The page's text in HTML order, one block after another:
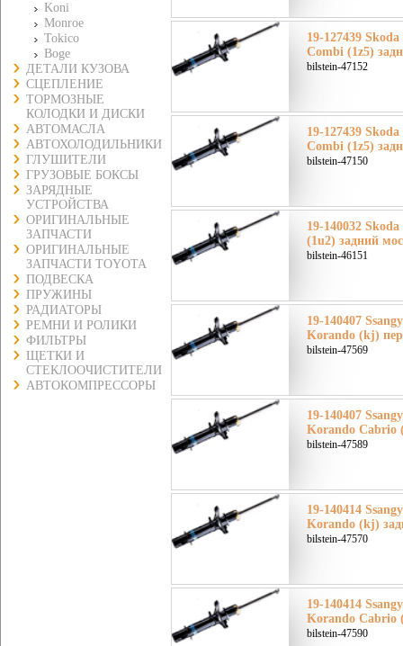
Koni
Monroe
Tokico
Boge
ДЕТАЛИ КУЗОВА
СЦЕПЛЕНИЕ
ТОРМОЗНЫЕ
КОЛОДКИ И ДИСКИ
АВТОМАСЛА
АВТОХОЛОДИЛЬНИКИ
ГЛУШИТЕЛИ
ГРУЗОВЫЕ БОКСЫ
ЗАРЯДНЫЕ
УСТРОЙСТВА
ОРИГИНАЛЬНЫЕ
ЗАПЧАСТИ
ОРИГИНАЛЬНЫЕ
ЗАПЧАСТИ TOYOTA
ПОДВЕСКА
ПРУЖИНЫ
РАДИАТОРЫ
РЕМНИ И РОЛИКИ
ФИЛЬТРЫ
ЩЕТКИ И
СТЕКЛООЧИСТИТЕЛИ
АВТОКОМПРЕССОРЫ
19-127439
Combi (1z5)
bilstein-47152
19-127439
Combi (1z5)
bilstein-47150
19-140032
(1u2) задний
bilstein-46151
19-140407
Korando (kj)
bilstein-47569
19-140407
Korando Cabrio
bilstein-47589
19-140414
Korando (kj)
bilstein-47570
19-140414
Korando Cabrio
bilstein-47590